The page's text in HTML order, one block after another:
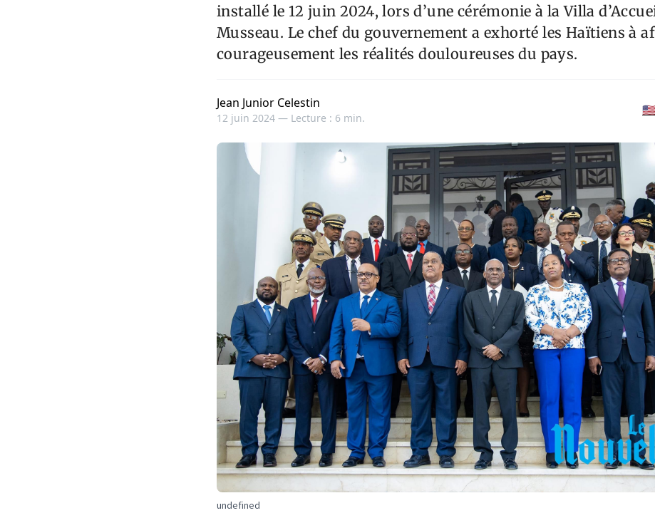
installé le 12 juin 2024, lors d’une cérémonie à la Villa
Musseau. Le chef du gouvernement a exhorté les Haïtiens à
courageusement les réalités douloureuses du pays.
Jean Junior Celestin
12 juin 2024 — Lecture : 6 min.
undefined